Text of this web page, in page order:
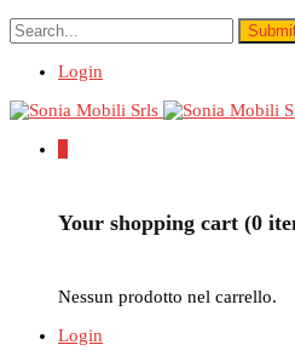
Login
Your shopping cart (0
Nessun prodotto nel carrello.
Login